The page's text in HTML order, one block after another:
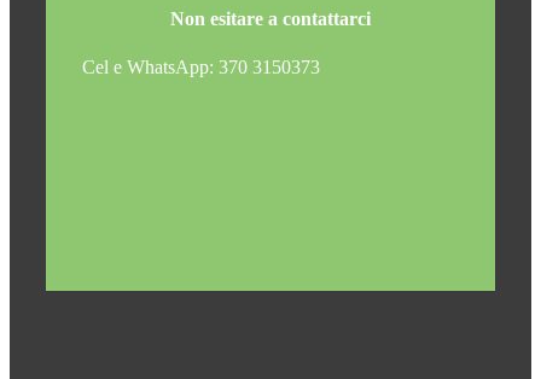
Non esitare a contattarci
Cel e WhatsApp: 370 3150373